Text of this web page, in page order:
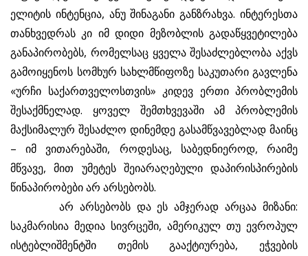
ელიტის ინტენცია, ანუ შინაგანი განზრახვა. ინტერესთა
თანხვედრას კი იმ დიდი მეზობლის გადაწყვეტილება
განაპირობებს, რომელსაც ყველა შესაძლებლობა აქვს
გამოიყენოს სომხურ სახლმწიფოზე საკუთარი გავლენა
«ურჩი საქართველოსთვის» კიდევ ერთი პრობლემის
შესაქმნელად. ყოველ შემთხვევაში ამ პრობლემის
მაქსიმალურ შესაძლო დინემდე გასამწვავებლად მაინც
– იმ ვითარებაში, როდესაც, საბედნიეროდ, რაიმე
მწვავე, მით უმეტეს შეიარაღებული დაპირისპირების
წინაპირობები არ არსებობს.
არ არსებობს და ეს ამჯერად არცაა მიზანი:
საკმარისია მედია სივრცეში, ამერიკულ თუ ევროპულ
ისტებლიშმენტში თემის გააქტიურება, ეჭვების